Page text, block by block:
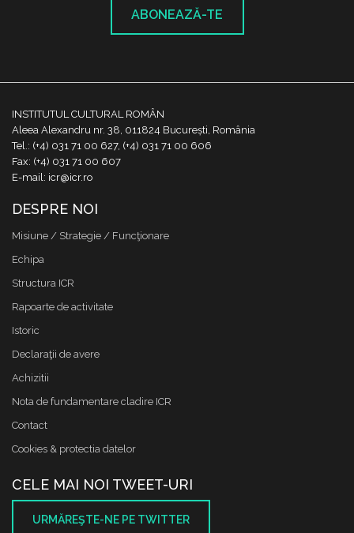
ABONEAZĂ-TE
INSTITUTUL CULTURAL ROMÂN
Aleea Alexandru nr. 38, 011824 București, România
Tel.: (+4) 031 71 00 627, (+4) 031 71 00 606
Fax: (+4) 031 71 00 607
E-mail: icr@icr.ro
DESPRE NOI
Misiune / Strategie / Funcţionare
Echipa
Structura ICR
Rapoarte de activitate
Istoric
Declaraţii de avere
Achizitii
Nota de fundamentare cladire ICR
Contact
Cookies & protectia datelor
CELE MAI NOI TWEET-URI
URMĂREŞTE-NE PE TWITTER